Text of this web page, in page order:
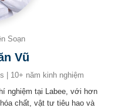
Soạn
Vũ
| 10+ năm kinh nghiệm
nghiệm tại Labee, với hơn
chất, vật tư tiêu hao và